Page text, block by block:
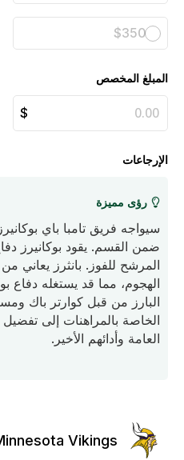
$350
المبلغ المخصص
الإرجاعات
رؤى مميزة
سيواجه فريق تامبا باي
ضمن القسم. يقود بوكانيرز
المرشح للفوز. بانثرز يعاني
الهجوم، مما قد يستغله دفاع
البارز من قبل كوارتر باك
الخاصة بالمراهنات إلى تفضيل
العامة وأدائهم الأخير.
Minnesota Vikings -